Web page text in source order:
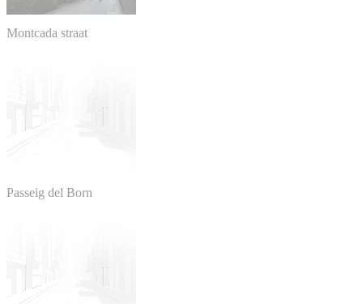
Montcada straat
Passeig del Born